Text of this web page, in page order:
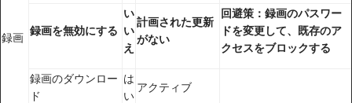
録画
録画を無効にする
い
い
え
計画された更新
がない
回避策：録画のパスワー
ドを変更して、既存のア
クセスをブロックする
録画のダウンロー
ド
は
い
アクティブ